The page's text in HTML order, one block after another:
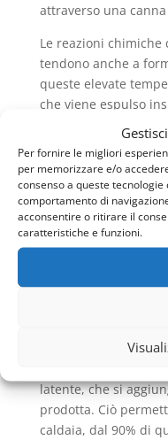
Per fornire le migliori
per memorizzare e/o
consenso a queste
comportamento di
acconsentire o ritirare il
caratteristiche e funzioni.
attraverso una
Le reazioni chimiche
tendono anche a
queste elevate
che viene espulso
combustione. In
quello che avviene
convenzionale, che
propria abitazione.
di funzionamento,
ovvero quello della
veniva poi espulso.
cioè partendo dallo
combustione, i fumi
scambiatore,
riuscendo a formare
latente, che si
prodotta. Ciò
caldaia, dal 90% di